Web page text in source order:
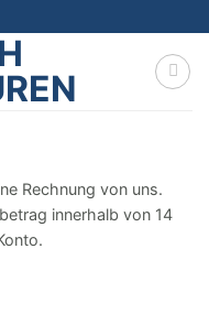
Rechnung von uns.
innerhalb von 14